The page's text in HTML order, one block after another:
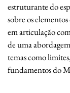
estruturante do
sobre os
em articulação
de uma
temas como
fundamentos do